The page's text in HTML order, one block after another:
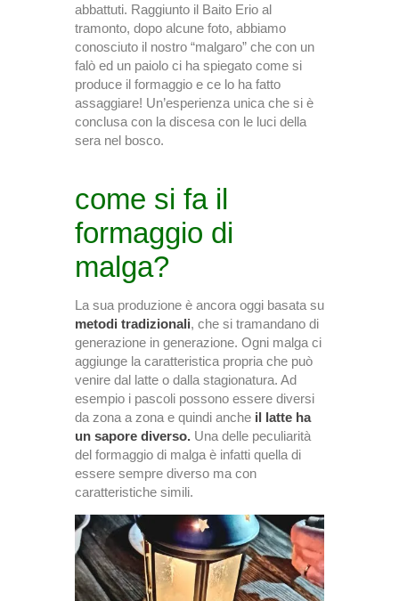
abbattuti. Raggiunto il Baito Erio al
tramonto, dopo alcune foto, abbiamo
conosciuto il nostro “malgaro” che con un
falò ed un paiolo ci ha spiegato come si
produce il formaggio e ce lo ha fatto
assaggiare! Un’esperienza unica che si è
conclusa con la discesa con le luci della
sera nel bosco.
come si fa il
formaggio di
malga?
La sua produzione è ancora oggi basata su
metodi tradizionali, che si tramandano di
generazione in generazione. Ogni malga ci
aggiunge la caratteristica propria che può
venire dal latte o dalla stagionatura. Ad
esempio i pascoli possono essere diversi
da zona a zona e quindi anche il latte ha
un sapore diverso. Una delle peculiarità
del formaggio di malga è infatti quella di
essere sempre diverso ma con
caratteristiche simili.